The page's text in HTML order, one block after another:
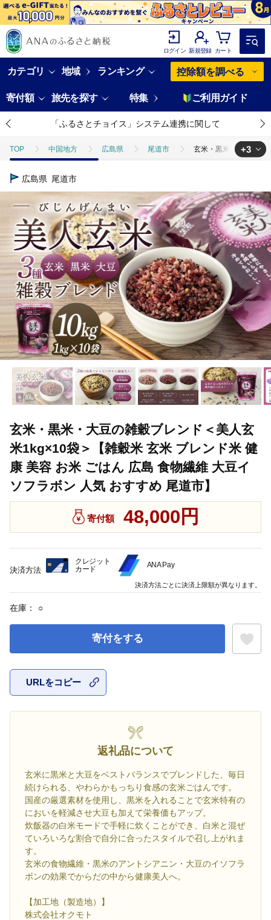
ログイン 新規登録 カート
カテゴリ 地域 ランキング 控除額を調べる
寄付額 旅先を探す 特集 ご利用ガイド
「ふるさとチョイス」システム連携に関して
TOP 中国地方 広島県 尾道市 玄米・黒米・大豆の雑
TOP
米・穀物 玄米・黒米・大豆の雑穀ブレ
TOP 米・穀物 ほかの穀物加工品 玄米・黒米・大豆の雑穀
+3
広島県 尾道市
玄米・黒米・大豆の雑穀ブレンド＜美人玄
米1kg×10袋＞【雑穀米 玄米 ブレンド米 健
康 美容 お米 ごはん 広島 食物繊維 大豆イ
ソフラボン 人気 おすすめ 尾道市】
寄付額 48,000円
在庫： ○
寄付をする
URLをコピー
返礼品について
玄米に黒米と大豆をベストバランスでブレンドした、毎日
続けられる、やわらかもっちり食感の玄米ごはんです。
国産の厳選素材を使用し、黒米を入れることで玄米特有の
においを軽減させ大豆も加えて栄養価もアップ。
炊飯器の白米モードで手軽に炊くことができ、白米と混ぜ
ていろいろな割合で自分に合ったスタイルで召し上がれま
す。
玄米の食物繊維・黒米のアントシアニン・大豆のイソフラ
ボンの効果でからだの中から健康美人へ。
【加工地（製造地）】
株式会社オクモト
決済方法
クレジット
カード
ANA Pay
決済方法ごとに決済上限額が異なります。